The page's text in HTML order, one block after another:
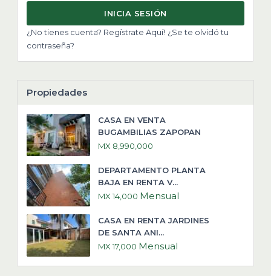
INICIA SESIÓN
¿No tienes cuenta? Regístrate Aquí! ¿Se te olvidó tu
contraseña?
Propiedades
CASA EN VENTA
BUGAMBILIAS ZAPOPAN
MX 8,990,000
DEPARTAMENTO PLANTA
BAJA EN RENTA V...
MX 14,000 Mensual
CASA EN RENTA JARDINES
DE SANTA ANI...
MX 17,000 Mensual